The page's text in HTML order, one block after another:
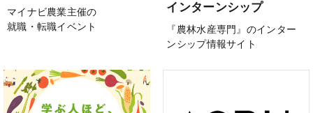
マイナビ農業主催の
就職・転職イベント
インターンシップ
『農林水産専門』のインター
ンシップ情報サイト